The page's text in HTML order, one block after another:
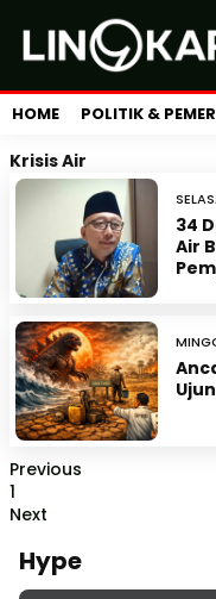
HOME POLITIK &
Krisis Air
34
Air
Previous
1
Next
Hype